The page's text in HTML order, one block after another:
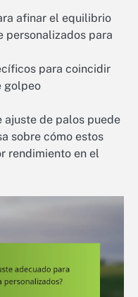
afinar el equilibrio
personalizados para
para coincidir
golpeo
ajuste de palos puede
sobre cómo estos
rendimiento en el